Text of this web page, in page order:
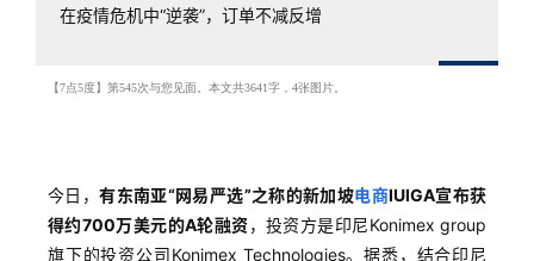
在疫情危机中“逆袭”，订单不减反增
【7点5度】第545次与您见面。本文共3641字，4张图片。
今日，有东南亚“网易严选”之称的新加坡电商IUIGA宣布获
得约700万美元的A轮融资，投资方是印尼Konimex group
旗下的投资公司Konimex Technologies。据悉，结合印尼